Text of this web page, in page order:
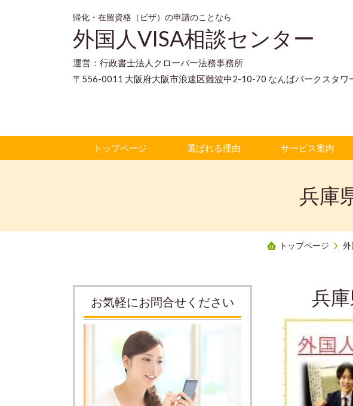
帰化・在留資格（ビザ）の申請のことなら
外国人VISA相談センター
運営：行政書士法人クローバー法務事務所
〒556-0011 大阪府大阪市浪速区難波中2-10-70 なんばパークスタワ
トップページ 選ばれる理由 サービス案内
兵庫
トップページ 外
兵
お気軽にお問合せください